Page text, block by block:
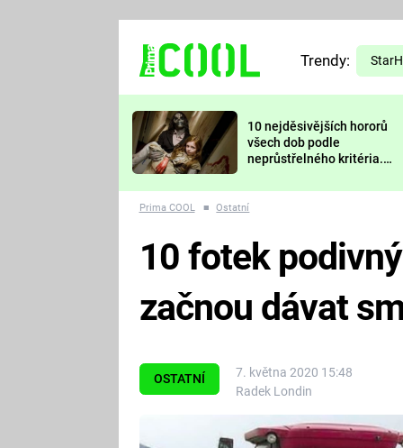
TŘESKU
FUTURAMA
PREDÁTOR
Trendy:
10 nejděsivějších hororů
všech dob podle
neprůstřelného kritéria.
nejvíc zvednou tep?
Prima COOL ■ Ostatní
OSTATNÍ
7. května 2020 15:48
Radek Londin
10 fotek
začnou dávat